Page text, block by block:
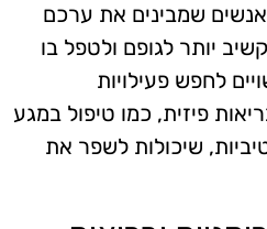
אנשים שמבינים את ערכם
יותר לגופם ולטפל בו
לחפש פעילויות
פיזית, כמו טיפול במגע
שיכולות לשפר את